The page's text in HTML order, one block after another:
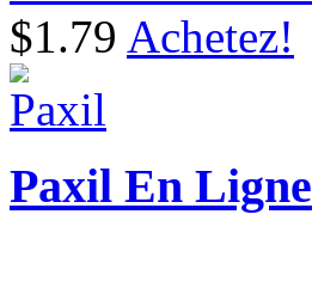
$1.79 Achetez!
Paxil En Ligne